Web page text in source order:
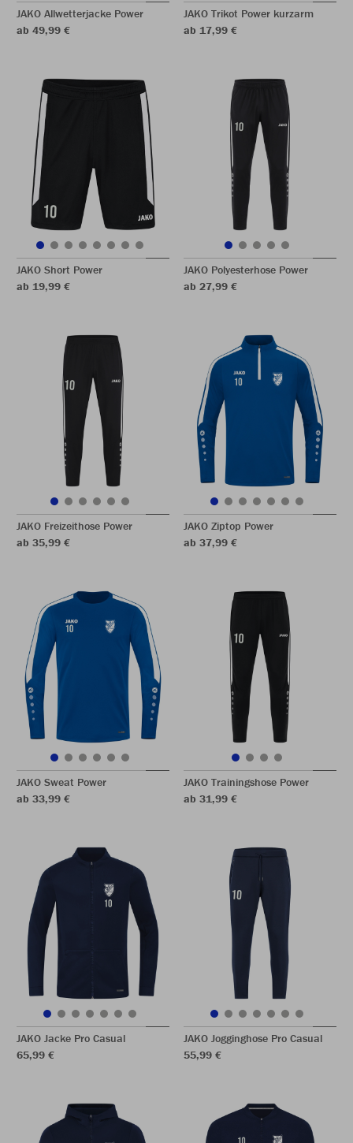
JAKO Allwetterjacke Power
ab 49,99 €
JAKO Trikot Power kurzarm
ab 17,99 €
JAKO Short Power
ab 19,99 €
JAKO Polyesterhose Power
ab 27,99 €
JAKO Freizeithose Power
ab 35,99 €
JAKO Ziptop Power
ab 37,99 €
JAKO Sweat Power
ab 33,99 €
JAKO Trainingshose Power
ab 31,99 €
JAKO Jacke Pro Casual
65,99 €
JAKO Jogginghose Pro Casual
55,99 €